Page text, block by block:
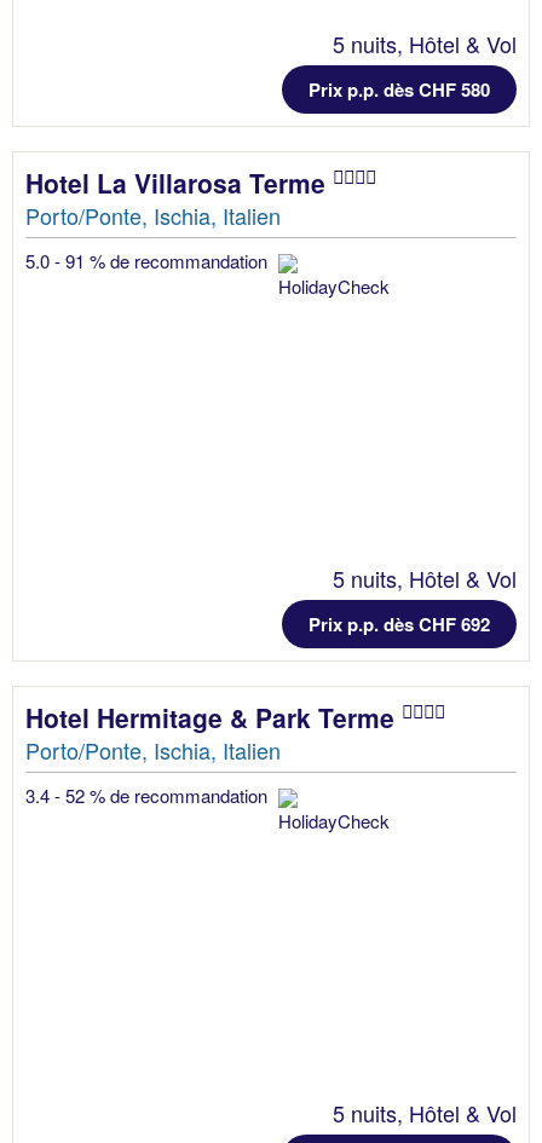
5 nuits, Hôtel & Vol
Prix p.p. dès CHF 580
Hotel La Villarosa Terme
Porto/Ponte, Ischia, Italien
5.0 - 91 % de recommandation
5 nuits, Hôtel & Vol
Prix p.p. dès CHF 692
Hotel Hermitage & Park Terme
Porto/Ponte, Ischia, Italien
3.4 - 52 % de recommandation
5 nuits, Hôtel & Vol